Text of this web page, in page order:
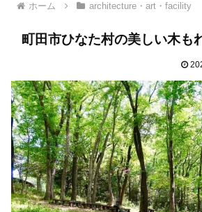
ホーム architecture・art・facility
町田市ひなた村の美しい木も